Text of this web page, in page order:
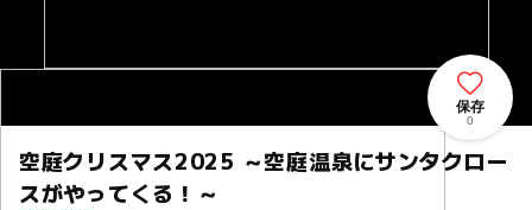
空庭クリスマス2025 ～空庭温泉にサンタクロー
スがやってくる！～
保存
0